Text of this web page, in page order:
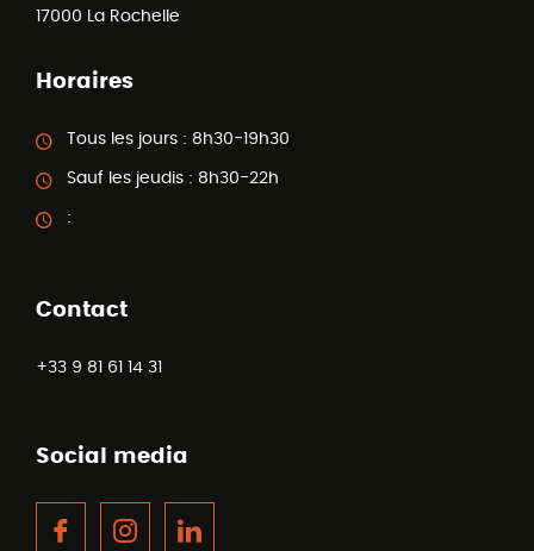
17000
La Rochelle
Horaires
Tous les jours : 8h30-19h30
Sauf les jeudis : 8h30-22h
:
Contact
+33 9 81 61 14 31
Social media
FacebookInstagram